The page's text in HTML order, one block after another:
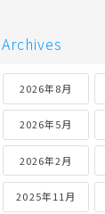
Archives
2026年8月
2026年5月
2026年2月
2025年11月